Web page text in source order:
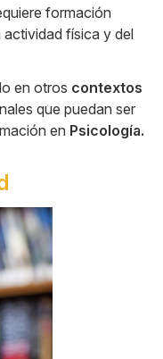
formación
física y del
en otros contextos
que puedan ser
en Psicología.